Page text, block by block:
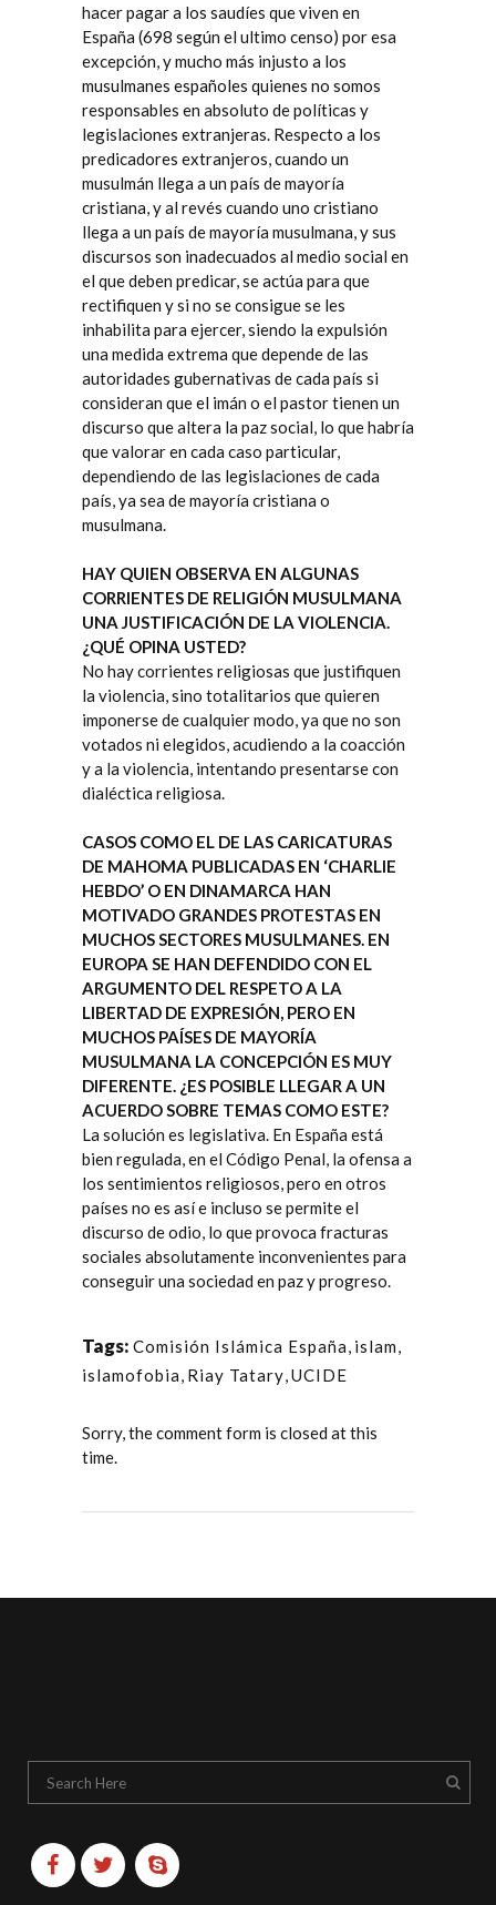
hacer pagar a los saudíes que viven en
España (698 según el ultimo censo) por esa
excepción, y mucho más injusto a los
musulmanes españoles quienes no somos
responsables en absoluto de políticas y
legislaciones extranjeras. Respecto a los
predicadores extranjeros, cuando un
musulmán llega a un país de mayoría
cristiana, y al revés cuando uno cristiano
llega a un país de mayoría musulmana, y sus
discursos son inadecuados al medio social en
el que deben predicar, se actúa para que
rectifiquen y si no se consigue se les
inhabilita para ejercer, siendo la expulsión
una medida extrema que depende de las
autoridades gubernativas de cada país si
consideran que el imán o el pastor tienen un
discurso que altera la paz social, lo que habría
que valorar en cada caso particular,
dependiendo de las legislaciones de cada
país, ya sea de mayoría cristiana o
musulmana.
HAY QUIEN OBSERVA EN ALGUNAS
CORRIENTES DE RELIGIÓN MUSULMANA
UNA JUSTIFICACIÓN DE LA VIOLENCIA.
¿QUÉ OPINA USTED?
No hay corrientes religiosas que justifiquen
la violencia, sino totalitarios que quieren
imponerse de cualquier modo, ya que no son
votados ni elegidos, acudiendo a la coacción
y a la violencia, intentando presentarse con
dialéctica religiosa.
CASOS COMO EL DE LAS CARICATURAS
DE MAHOMA PUBLICADAS EN ‘CHARLIE
HEBDO’ O EN DINAMARCA HAN
MOTIVADO GRANDES PROTESTAS EN
MUCHOS SECTORES MUSULMANES. EN
EUROPA SE HAN DEFENDIDO CON EL
ARGUMENTO DEL RESPETO A LA
LIBERTAD DE EXPRESIÓN, PERO EN
MUCHOS PAÍSES DE MAYORÍA
MUSULMANA LA CONCEPCIÓN ES MUY
DIFERENTE. ¿ES POSIBLE LLEGAR A UN
ACUERDO SOBRE TEMAS COMO ESTE?
La solución es legislativa. En España está
bien regulada, en el Código Penal, la ofensa a
los sentimientos religiosos, pero en otros
países no es así e incluso se permite el
discurso de odio, lo que provoca fracturas
sociales absolutamente inconvenientes para
conseguir una sociedad en paz y progreso.
Tags: Comisión Islámica España, islam,
islamofobia, Riay Tatary,UCIDE
Sorry, the comment form is closed at this
time.